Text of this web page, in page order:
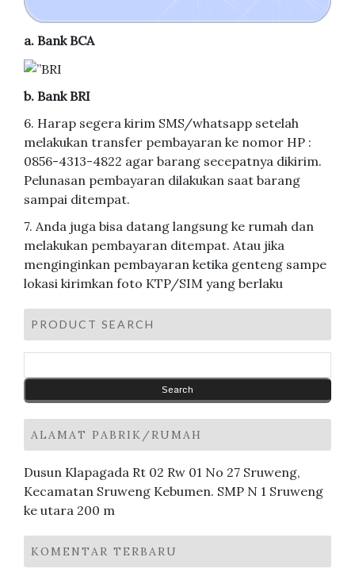
a. Bank BCA
b. Bank BRI
6. Harap segera kirim SMS/whatsapp setelah
melakukan transfer pembayaran ke nomor HP :
0856-4313-4822 agar barang secepatnya dikirim.
Pelunasan pembayaran dilakukan saat barang
sampai ditempat.
7. Anda juga bisa datang langsung ke rumah dan
melakukan pembayaran ditempat. Atau jika
menginginkan pembayaran ketika genteng sampe
lokasi kirimkan foto KTP/SIM yang berlaku
PRODUCT SEARCH
ALAMAT PABRIK/RUMAH
Dusun Klapagada Rt 02 Rw 01 No 27 Sruweng,
Kecamatan Sruweng Kebumen. SMP N 1 Sruweng
ke utara 200 m
KOMENTAR TERBARU